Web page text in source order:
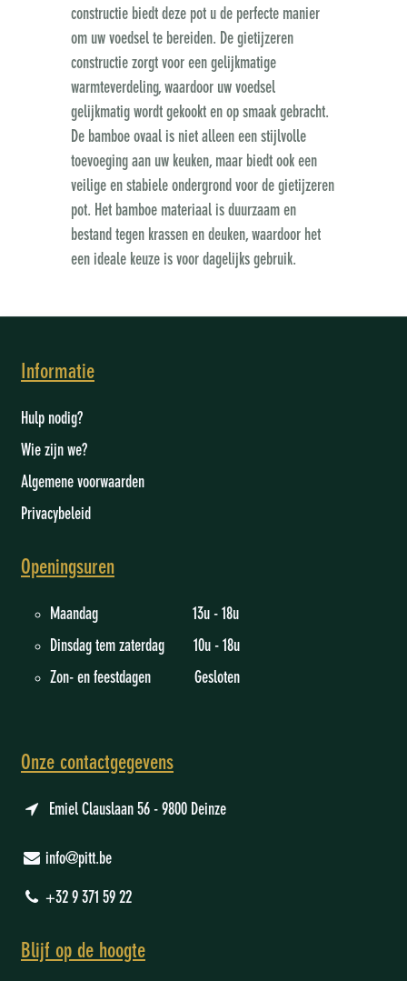
constructie biedt deze pot u de perfecte manier
om uw voedsel te bereiden. De gietijzeren
constructie zorgt voor een gelijkmatige
warmteverdeling, waardoor uw voedsel
gelijkmatig wordt gekookt en op smaak gebracht.
De bamboe ovaal is niet alleen een stijlvolle
toevoeging aan uw keuken, maar biedt ook een
veilige en stabiele ondergrond voor de gietijzeren
pot. Het bamboe materiaal is duurzaam en
bestand tegen krassen en deuken, waardoor het
een ideale keuze is voor dagelijks gebruik.
Informatie
Hulp nodig?
Wie zijn we?
Algemene voorwaarden
Privacybeleid
Openingsuren
Maandag 13u - 18u
Dinsdag tem zaterdag 10u - 18u
Zon- en feestdagen Gesloten
Onze contactgegevens
Emiel Clauslaan 56 - 9800 Deinze
info@pitt.be
+32 9 371 59 22
Blijf op de hoogte